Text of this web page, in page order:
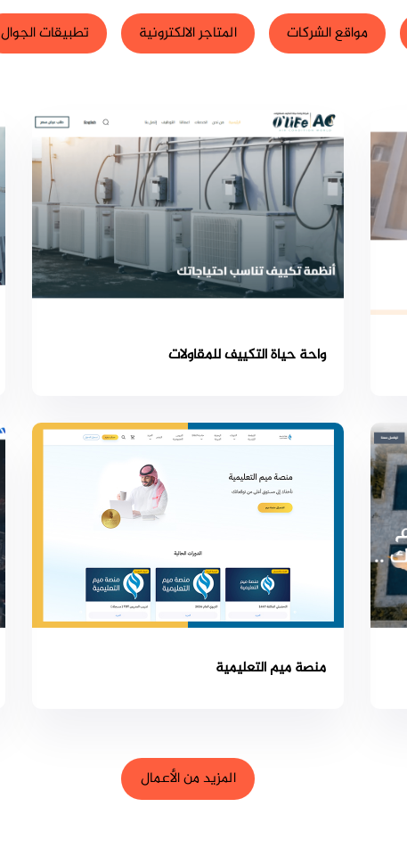
مواقع الشركات المتاجر الالكترونية تطبيقات الجوال
واحة حياة التكييف للمقاولات
منصة ميم التعليمية
المزيد من الأعمال